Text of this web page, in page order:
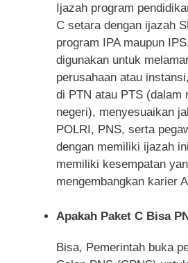
Ijazah program
C setara dengan ijazah
program IPA maupun
digunakan untuk
perusahaan atau
di PTN atau PTS (dalam
negeri), menyesuaikan
POLRI, PNS, serta
dengan memiliki ijazah
memiliki kesempatan
mengembangkan karier
Apakah Paket C Bisa
Bisa, Pemerintah buka